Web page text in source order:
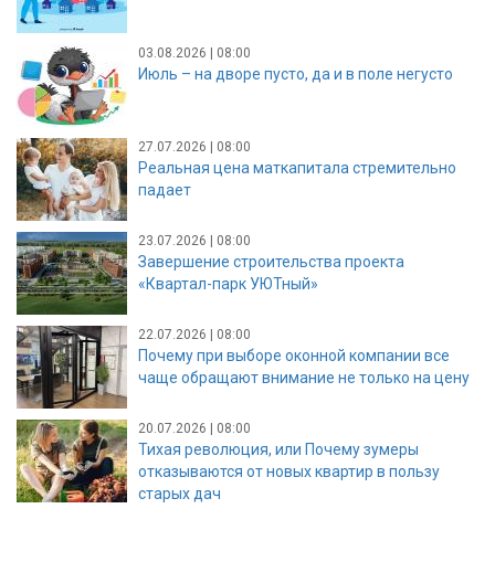
03.08.2026 | 08:00
Июль – на дворе пусто, да и в поле негусто
27.07.2026 | 08:00
Реальная цена маткапитала стремительно
падает
23.07.2026 | 08:00
Завершение строительства проекта
«Квартал-парк УЮТный»
22.07.2026 | 08:00
Почему при выборе оконной компании все
чаще обращают внимание не только на цену
20.07.2026 | 08:00
Тихая революция, или Почему зумеры
отказываются от новых квартир в пользу
старых дач